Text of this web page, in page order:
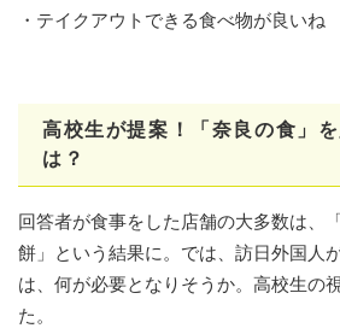
・テイクアウトできる食べ物が良いね
高校生が提案！「奈良の食」
は？
回答者が食事をした店舗の大多数は、
餅」という結果に。では、訪日外国人
は、何が必要となりそうか。高校生の
た。